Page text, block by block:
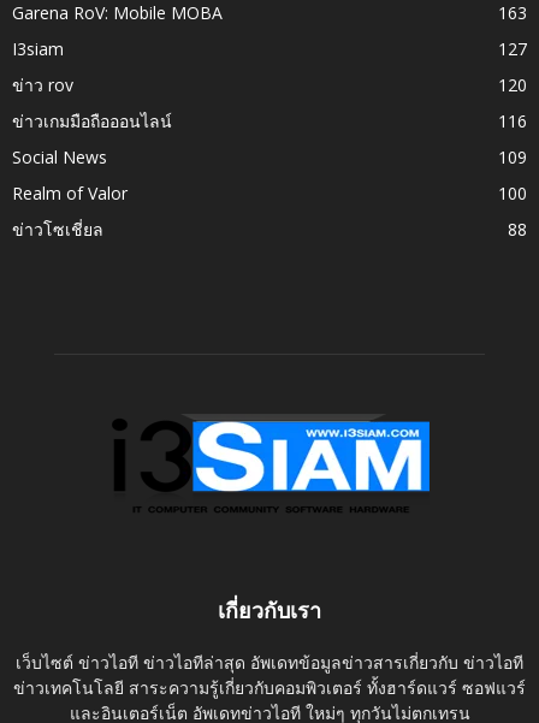
Garena RoV: Mobile MOBA
163
I3siam
127
ข่าว rov
120
ข่าวเกมมือถือออนไลน์
116
Social News
109
Realm of Valor
100
ข่าวโซเชี่ยล
88
เกี่ยวกับเรา
เว็บไซต์ ข่าวไอที ข่าวไอทีล่าสุด อัพเดทข้อมูลข่าวสารเกี่ยวกับ ข่าวไอที
ข่าวเทคโนโลยี สาระความรู้เกี่ยวกับคอมพิวเตอร์ ทั้งฮาร์ดแวร์ ซอฟแวร์
และอินเตอร์เน็ต อัพเดทข่าวไอที ใหม่ๆ ทุกวันไม่ตกเทรน